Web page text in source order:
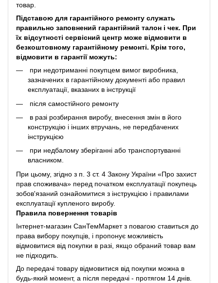
товар.
Підставою для гарантійного ремонту служать
правильно заповнений гарантійний талон і чек. При
їх відсутності сервісний центр може відмовити в
безкоштовному гарантійному ремонті. Крім того,
відмовити в гарантії можуть:
при недотриманні покупцем вимог виробника,
зазначених в гарантійному документі або правил
експлуатації, вказаних в інструкції
після самостійного ремонту
в разі розбирання виробу, внесення змін в його
конструкцію і інших втручань, не передбачених
інструкцією
при недбалому зберіганні або транспортуванні
власником.
При цьому, згідно з п. 3 ст. 4 Закону України «Про захист
прав споживача» перед початком експлуатації покупець
зобов'язаний ознайомитися з інструкцією і правилами
експлуатації купленого виробу.
Правила повернення товарів
Інтернет-магазин СанТемМаркет з повагою ставиться до
права вибору покупців, і пропонує можливість
відмовитися від покупки в разі, якщо обраний товар вам
не підходить.
До передачі товару відмовитися від покупки можна в
будь-який момент, а після передачі - протягом 14 днів.